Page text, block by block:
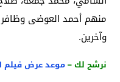
منهم أحمد العوضى
وآخرين.
نرشح لك –موعد عرض فيلم Captain Marvel على شاهد vip